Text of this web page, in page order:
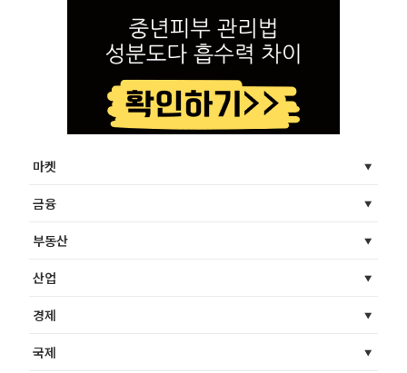
마켓
금융
부동산
산업
경제
국제